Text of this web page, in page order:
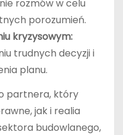
rozmów w celu
porozumień.
kryzysowym:
trudnych decyzji i
planu.
partnera, który
jak i realia
budowlanego,